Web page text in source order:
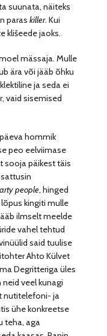
suunata, näiteks
paraskiller. Kui
klišeede jaoks.
mässaja. Mulle
ära või jääb õhku
ja seda ei
vaid sisemised
hommik
peo eelviimase
sooja päikest täis
people, hinged
kingiti mulle
ilmselt meelde
vahel tehtud
said tuulise
Ahto Külvet
Degritteriga üles
veel kunagi
nutitelefoni- ja
ühe konkreetse
teha, aga